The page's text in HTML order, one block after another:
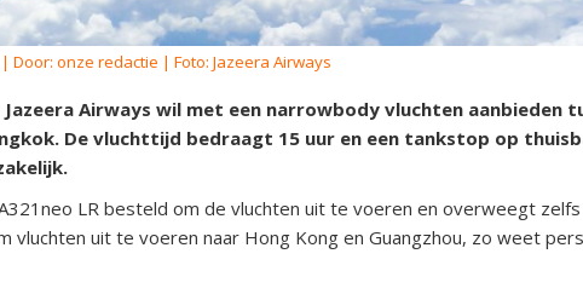
Door: onze redactie | Foto: Jazeera Airways
Jazeera Airways wil met een narrowbody vluchten aanbieden
De vluchttijd bedraagt 15 uur en een tankstop op
LR besteld om de vluchten uit te voeren en overweegt zelfs
vluchten uit te voeren naar Hong Kong en Guangzhou, zo weet